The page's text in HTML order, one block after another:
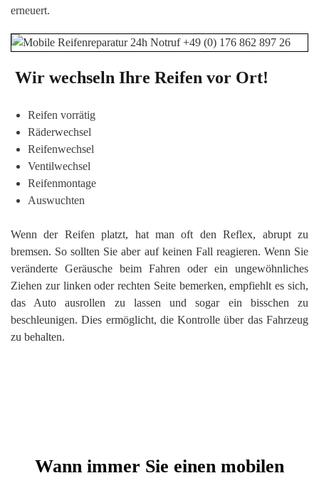
erneuert.
Wir wechseln Ihre Reifen vor Ort!
Reifen vorrätig
Räderwechsel
Reifenwechsel
Ventilwechsel
Reifenmontage
Auswuchten
Wenn der Reifen platzt, hat man oft den Reflex, abrupt zu
bremsen. So sollten Sie aber auf keinen Fall reagieren. Wenn Sie
veränderte Geräusche beim Fahren oder ein ungewöhnliches
Ziehen zur linken oder rechten Seite bemerken, empfiehlt es sich,
das Auto ausrollen zu lassen und sogar ein bisschen zu
beschleunigen. Dies ermöglicht, die Kontrolle über das Fahrzeug
zu behalten.
Wann immer Sie einen mobilen